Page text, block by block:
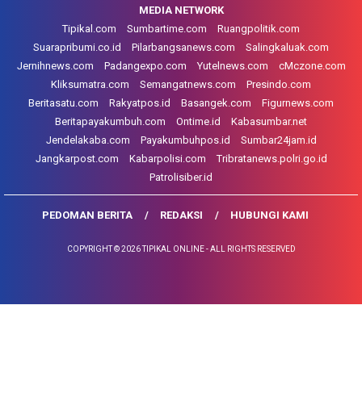
MEDIA NETWORK
Tipikal.com
Sumbartime.com
Ruangpolitik.com
Suarapribumi.co.id
Pilarbangsanews.com
Salingkaluak.com
Jernihnews.com
Padangexpo.com Yutelnews.com
cMczone.com
Kliksumatra.com
Semangatnews.com
Presindo.com
Beritasatu.com
Rakyatpos.id Basangek.com
Figurnews.com
Beritapayakumbuh.com
Ontime.id
Kabasumbar.net
Jendelakaba.com
Payakumbuhpos.id
Sumbar24jam.id
Jangkarpost.com
Kabarpolisi.com
Tribratanews.polri.go.id
Patrolisiber.id
PEDOMAN BERITA REDAKSI HUBUNGI KAMI
COPYRIGHT © 2026 TIPIKAL ONLINE - ALL RIGHTS RESERVED